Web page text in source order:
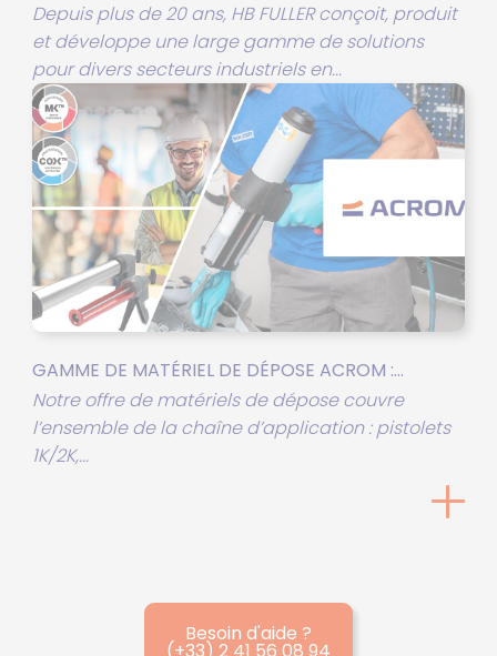
Depuis plus de 20 ans, HB FULLER conçoit, produit
et développe une large gamme de solutions
pour divers secteurs industriels en...
GAMME DE MATÉRIEL DE DÉPOSE ACROM :...
Notre offre de matériels de dépose couvre
l’ensemble de la chaîne d’application : pistolets
1K/2K,...
Besoin d'aide ?